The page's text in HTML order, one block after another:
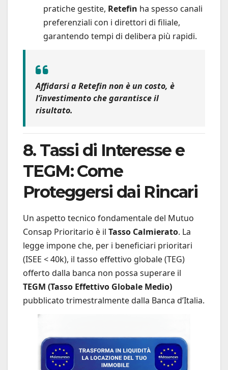
pratiche gestite, Retefin ha spesso canali
preferenziali con i direttori di filiale,
garantendo tempi di delibera più rapidi.
Affidarsi a Retefin non è un costo, è
l’investimento che garantisce il
risultato.
8. Tassi di Interesse e
TEGM: Come
Proteggersi dai Rincari
Un aspetto tecnico fondamentale del Mutuo
Consap Prioritario è il Tasso Calmierato. La
legge impone che, per i beneficiari prioritari
(ISEE < 40k), il tasso effettivo globale (TEG)
offerto dalla banca non possa superare il
TEGM (Tasso Effettivo Globale Medio)
pubblicato trimestralmente dalla Banca d’Italia.